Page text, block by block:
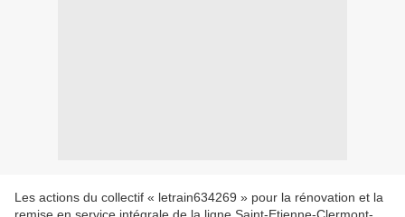
Les actions du collectif « letrain634269 » pour la rénovation et la